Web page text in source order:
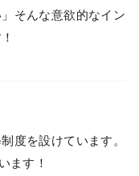
そんな意欲的なイン
度を設けています。
ます！